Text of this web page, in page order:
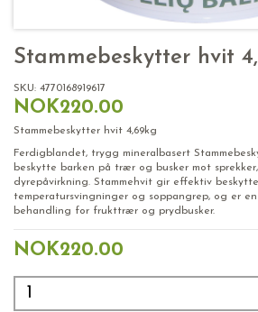
Stammebeskytter hvit
SKU: 4770168919617
NOK220.00
Stammebeskytter hvit 4,69kg
Ferdigblandet, trygg mineralbasert
beskytte barken på trær og busker mot
dyrepåvirkning. Stammehvit gir effektiv
temperatursvingninger og soppangrep, og er
behandling for frukttrær og prydbusker.
NOK220.00